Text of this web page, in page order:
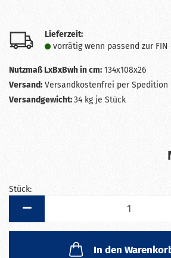
Lieferzeit:
vorrätig wenn passend zur FIN
Nutzmaß LxBxBwh in cm: 134x108x26
Versand: Versandkostenfrei per Spedition
Versandgewicht:34 kg je Stück
Stück:
In den